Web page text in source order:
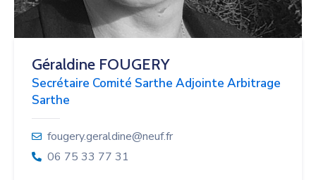
Géraldine FOUGERY
Secrétaire Comité Sarthe Adjointe Arbitrage
Sarthe
fougery.geraldine@neuf.fr
06 75 33 77 31